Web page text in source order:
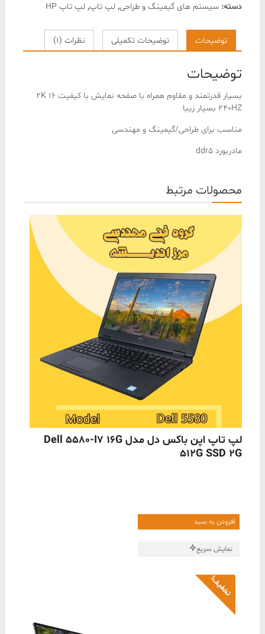
دسته: سیستم های گیمینگ و طراحی, لپ تاپ, لپ تاپ HP
توضیحات توضیحات تکمیلی نظرات (1)
توضیحات
بسیار قدرتمند و مقاوم همراه با صفحه نمایش با کیفیت 16 2K
240HZ بسیار زیبا
مناسب برای طراحی/گیمینگ و مهندسی
مادربورد ddr5
محصولات مرتبط
ناموجود
لپ تاپ اپن باکس دل مدل Dell 5580-I7 16G
512G SSD 2G
افزودن به سبد
نمایش سریع
تخفیف!